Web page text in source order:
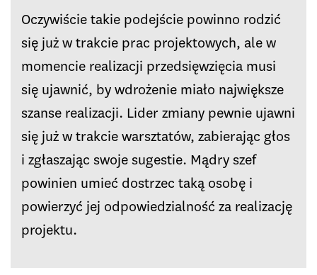
Oczywiście takie podejście powinno rodzić
się już w trakcie prac projektowych, ale w
momencie realizacji przedsięwzięcia musi
się ujawnić, by wdrożenie miało największe
szanse realizacji. Lider zmiany pewnie ujawni
się już w trakcie warsztatów, zabierając głos
i zgłaszając swoje sugestie. Mądry szef
powinien umieć dostrzec taką osobę i
powierzyć jej odpowiedzialność za realizację
projektu.